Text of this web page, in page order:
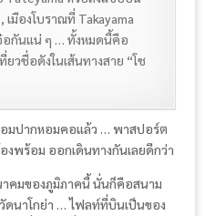
มืองโบราณที่ Takayama
อกันแน่ ๆ … ทั้งหมดนี้คือ
วชื่อดังในเส้นทางสาย “โช
อมปากหอมคอแล้ว … พาสปอร์ต
พร้อม ออกเดินทางกันเลยดีกว่า
คมของภูมิภาคนี้ นั่นก็คือสนาม
ดนาโกย่า … ไฟลท์ที่บินเป็นของ